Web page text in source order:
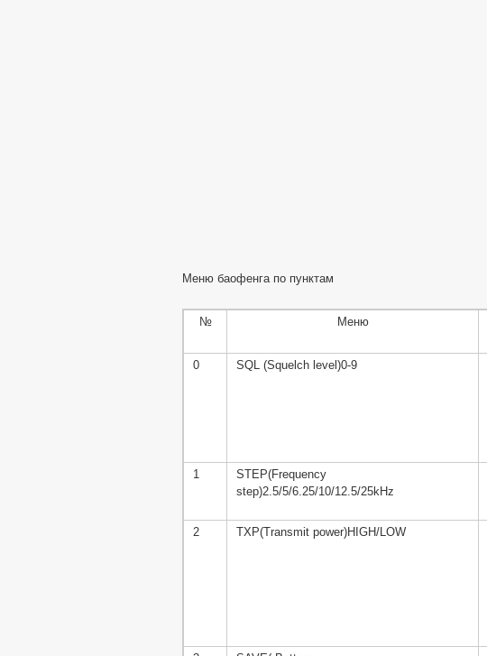
Меню баофенга по пунктам
№ Меню
0 SQL (Squelch level)0-9
1
STEP(Frequency
step)2.5/5/6.25/10/12.5/25kHz
2
TXP(Transmit power)HIGH/LOW